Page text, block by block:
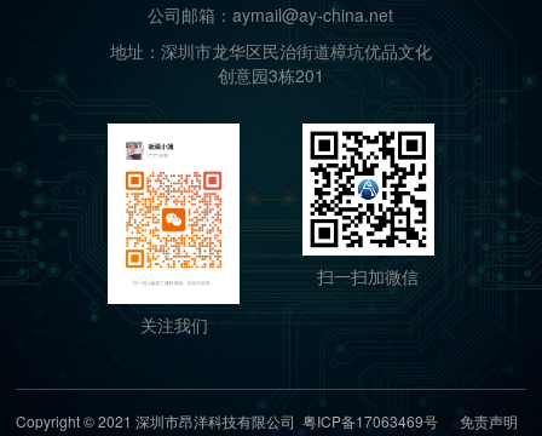
公司邮箱：aymail@ay-china.net
地址：深圳市龙华区民治街道樟坑优品文化
创意园3栋201
关注我们
扫一扫加微信
Copyright © 2021 深圳市昂洋科技有限公司粤ICP备17063469号
免责声明